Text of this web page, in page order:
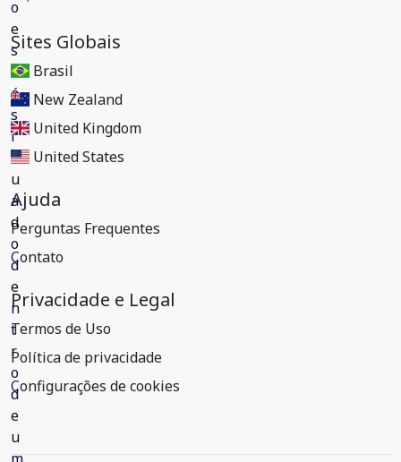
Sites Globais
Brasil
New Zealand
United Kingdom
United States
Ajuda
Perguntas Frequentes
Contato
Privacidade e Legal
Termos de Uso
Política de privacidade
Configurações de cookies